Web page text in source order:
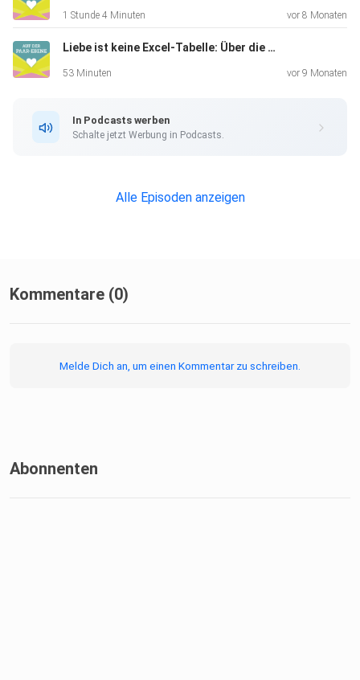
und
Wir
beraten von Paar zu Paar.
1 Stunde 4 Minuten vor 8 Monaten
Liebe ist keine Excel-Tabelle: Über die emotionale Taubheit von Männern
53 Minuten vor 9 Monaten
In Podcasts werben
Schalte jetzt Werbung in Podcasts.
Alle Episoden anzeigen
Kommentare (0)
Melde Dich an, um einen Kommentar zu schreiben.
Abonnenten